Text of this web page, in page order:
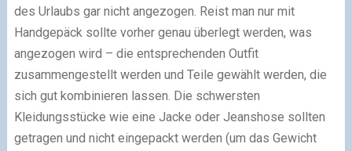
des Urlaubs gar nicht angezogen. Reist man nur mit
Handgepäck sollte vorher genau überlegt werden, was
angezogen wird – die entsprechenden Outfit
zusammengestellt werden und Teile gewählt werden, die
sich gut kombinieren lassen. Die schwersten
Kleidungsstücke wie eine Jacke oder Jeanshose sollten
getragen und nicht eingepackt werden (um das Gewicht